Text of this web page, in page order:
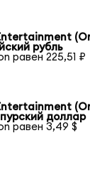
рубль
равен 225,51 ₽
доллар
равен 3,49 $